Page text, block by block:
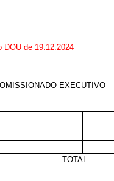
DOU de 19.12.2024
EXECUTIVO
TOTAL